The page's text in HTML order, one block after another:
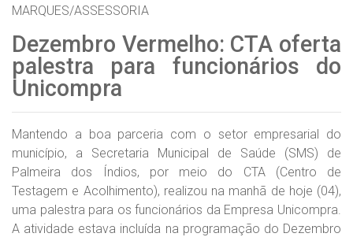
MARQUES/ASSESSORIA
Dezembro Vermelho: CTA oferta
palestra para funcionários do
Unicompra
Mantendo a boa parceria com o setor empresarial do
município, a Secretaria Municipal de Saúde (SMS) de
Palmeira dos Índios, por meio do CTA (Centro de
Testagem e Acolhimento), realizou na manhã de hoje (04),
uma palestra para os funcionários da Empresa Unicompra.
A atividade estava incluída na programação do Dezembro